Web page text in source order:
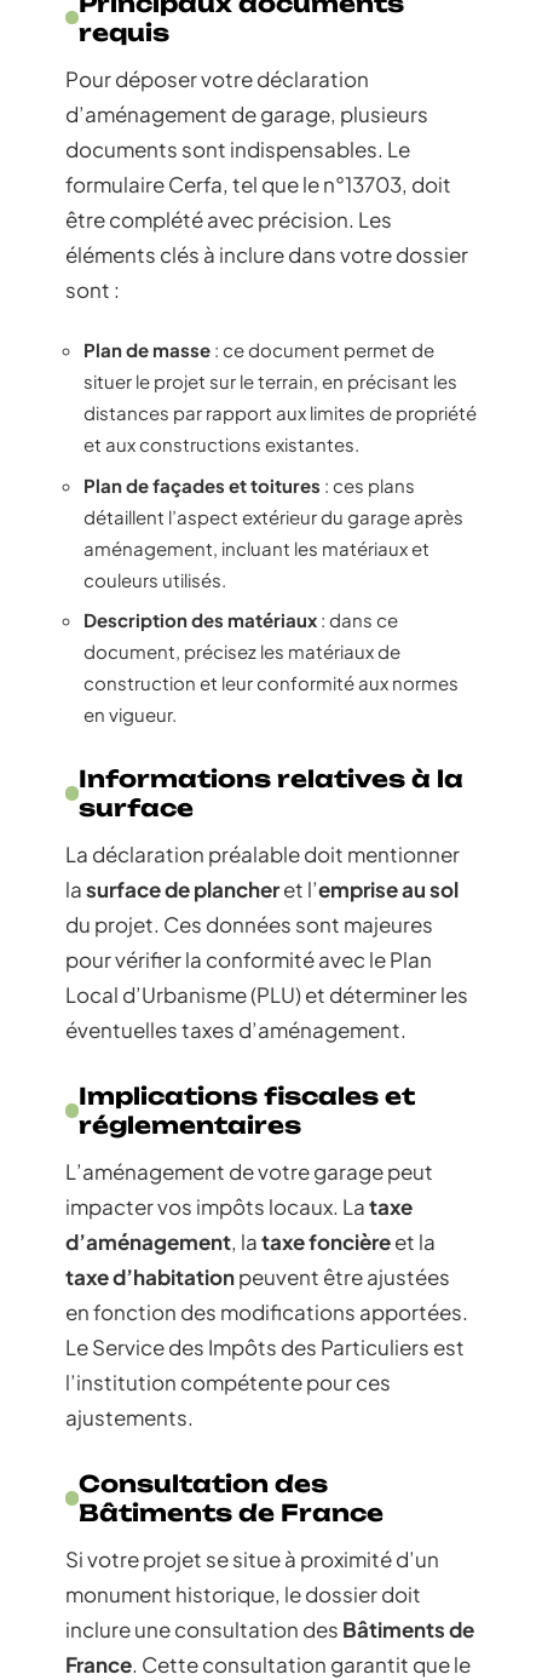
requis
Pour déposer votre déclaration
d’aménagement de garage, plusieurs
documents sont indispensables. Le
formulaire Cerfa, tel que le n°13703, doit
être complété avec précision. Les
éléments clés à inclure dans votre dossier
sont :
Plan de masse : ce document permet de
situer le projet sur le terrain, en précisant les
distances par rapport aux limites de propriété
et aux constructions existantes.
Plan de façades et toitures : ces plans
détaillent l’aspect extérieur du garage après
aménagement, incluant les matériaux et
couleurs utilisés.
Description des matériaux : dans ce
document, précisez les matériaux de
construction et leur conformité aux normes
en vigueur.
Informations relatives à la
surface
La déclaration préalable doit mentionner
lasurface de plancheret l’emprise au sol
du projet. Ces données sont majeures
pour vérifier la conformité avec le Plan
Local d’Urbanisme (PLU) et déterminer les
éventuelles taxes d’aménagement.
Implications fiscales et
réglementaires
L’aménagement de votre garage peut
impacter vos impôts locaux. Lataxe
d’aménagement, lataxe foncièreet la
taxe d’habitationpeuvent être ajustées
en fonction des modifications apportées.
Le Service des Impôts des Particuliers est
l’institution compétente pour ces
ajustements.
Consultation des
Bâtiments de France
Si votre projet se situe à proximité d’un
monument historique, le dossier doit
inclure une consultation des Bâtiments de
France. Cette consultation garantit que le